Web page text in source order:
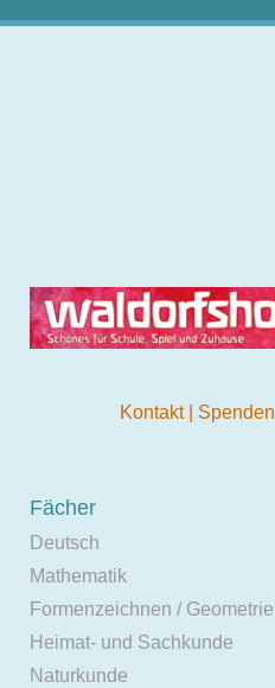
Kontakt Spenden
Fächer
Deutsch
Mathematik
Formenzeichnen / Geometrie
Heimat- und Sachkunde
Naturkunde